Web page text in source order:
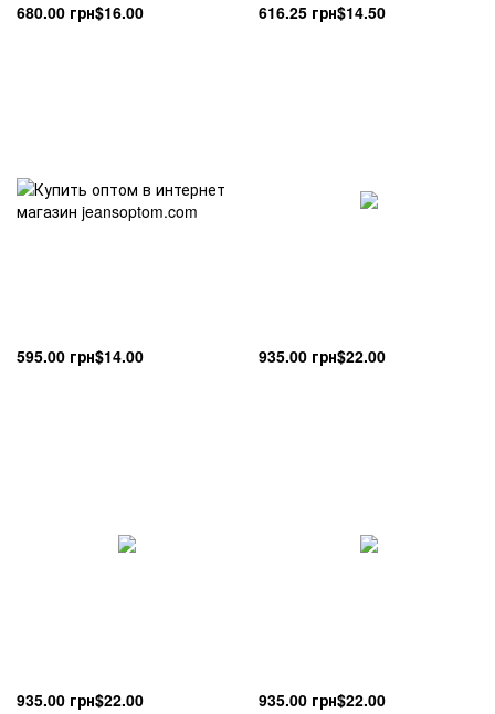
680.00 грн$16.00 616.25 грн$14.50
595.00 грн$14.00 935.00 грн$22.00
935.00 грн$22.00 935.00 грн$22.00